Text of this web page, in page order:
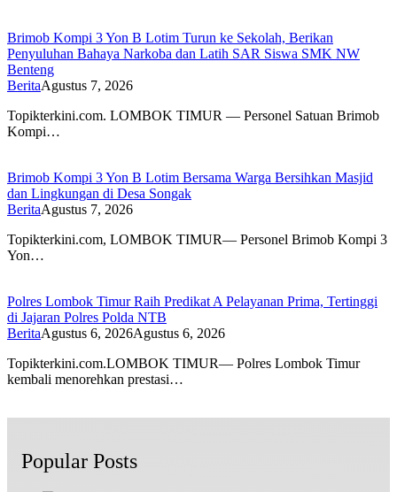
Brimob Kompi 3 Yon B Lotim Turun ke Sekolah, Berikan
Penyuluhan Bahaya Narkoba dan Latih SAR Siswa SMK NW
Benteng
BeritaAgustus 7, 2026
Topikterkini.com. LOMBOK TIMUR — Personel Satuan Brimob
Kompi…
Brimob Kompi 3 Yon B Lotim Bersama Warga Bersihkan Masjid
dan Lingkungan di Desa Songak
BeritaAgustus 7, 2026
Topikterkini.com, LOMBOK TIMUR— Personel Brimob Kompi 3
Yon…
Polres Lombok Timur Raih Predikat A Pelayanan Prima, Tertinggi
di Jajaran Polres Polda NTB
BeritaAgustus 6, 2026Agustus 6, 2026
Topikterkini.com.LOMBOK TIMUR— Polres Lombok Timur
kembali menorehkan prestasi…
Popular Posts